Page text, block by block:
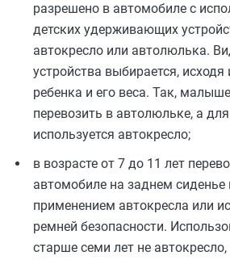
разрешено в автомобиле с
детских удерживающих
автокресло или автолюлька.
устройства выбирается, исходя
ребенка и его веса. Так,
перевозить в автолюльке, а
используется автокресло;
в возрасте от 7 до 11 лет
автомобиле на заднем сиденье
применением автокресла или
ремней безопасности.
старше семи лет не